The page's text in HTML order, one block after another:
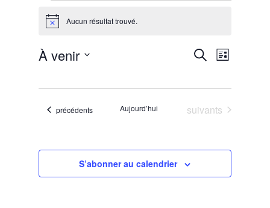
NoticeAucun résultat trouvé.
vues
Recherche
de
Liste
À venir
Évènements
précédents Aujourd’hui Évènements
suivants
S’abonner au calendrier